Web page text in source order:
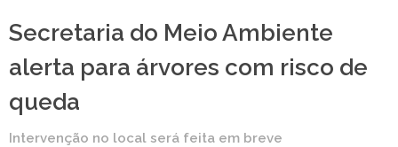
Secretaria do Meio Ambiente
alerta para árvores com risco de
queda
Intervenção no local será feita em breve